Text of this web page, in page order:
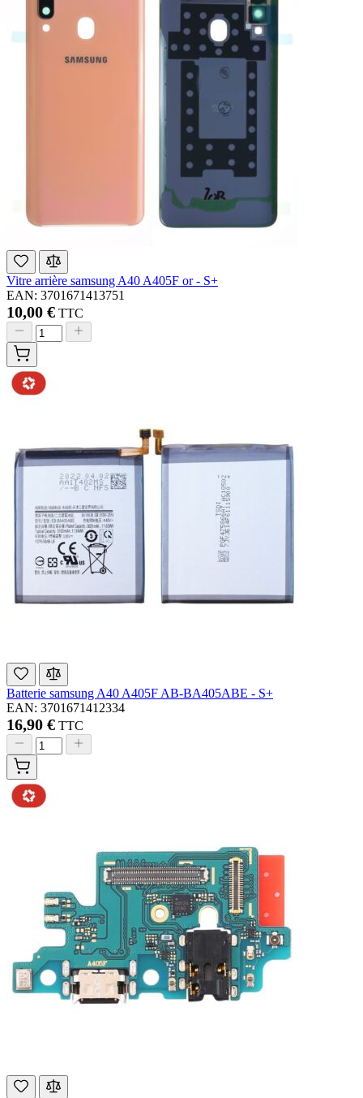
Vitre arrière samsung A40 A405F or - S+
EAN: 3701671413751
10,00 € TTC
Batterie samsung A40 A405F AB-BA405ABE - S+
EAN: 3701671412334
16,90 € TTC